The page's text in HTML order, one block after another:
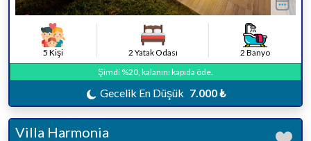
5 Kişi 2 Yatak Odası
2 Banyo
Şimdi %20, kalanını kapıda öde.
Gecelik En Düşük 7.000 ₺
Villa Harmonia